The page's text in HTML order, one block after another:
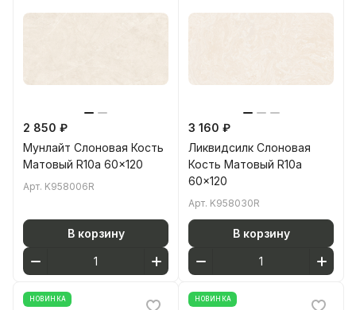
2 850 ₽
Мунлайт Слоновая Кость
Матовый R10a 60x120
Арт. K958006R
В корзину
3 160 ₽
Ликвидсилк Слоновая
Кость Матовый R10a
60x120
Арт. K958030R
В корзину
НОВИНКА НОВИНКА